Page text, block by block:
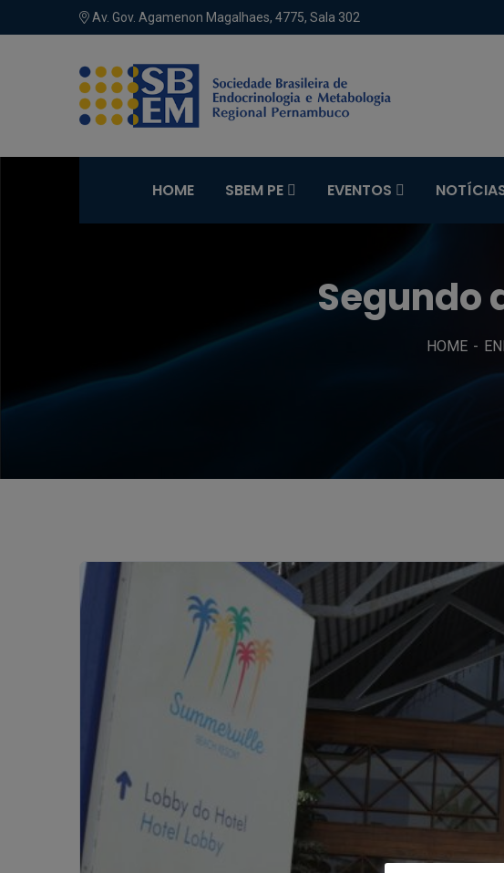
Av. Gov. Agamenon Magalhaes, 4775, Sala 302
HOME SBEM PE EVENTOS
Segundo
HOME